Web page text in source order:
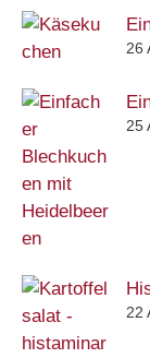
26
25
22